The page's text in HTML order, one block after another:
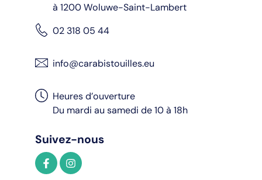
à 1200 Woluwe-Saint-Lambert
02 318 05 44
info@carabistouilles.eu
Heures d’ouverture
Du mardi au samedi de 10 à 18h
Suivez-nous